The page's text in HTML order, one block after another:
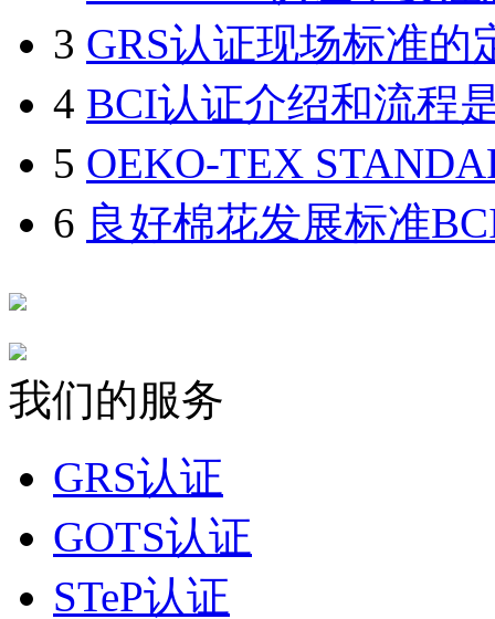
3 GRS认证现场标准的
4 BCI认证介绍和流程
5 OEKO-TEX
6 良好棉花发展标准
我们的服务
GRS认证
GOTS认证
STeP认证